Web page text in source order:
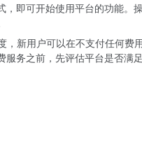
，即可开始使用平台的功能。
，新用户可以在不支付任何
务之前，先评估平台是否满